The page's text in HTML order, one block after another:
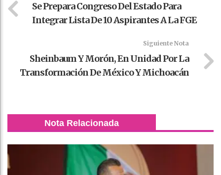
Se Prepara Congreso Del Estado Para
Integrar Lista De 10 Aspirantes A La FGE
Siguiente Nota
Sheinbaum Y Morón, En Unidad Por La
Transformación De México Y Michoacán
Nota Relacionada